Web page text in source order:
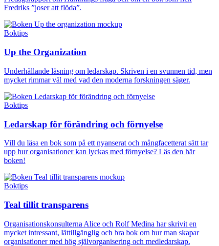
Fredriks ”joser att flöda”.
Boktips
Up the Organization
Underhållande läsning om ledarskap. Skriven i en svunnen tid, men
mycket rimmar väl med vad den moderna forskningen säger.
Boktips
Ledarskap för förändring och förnyelse
Vill du läsa en bok som på ett nyanserat och mångfacetterat sätt tar
upp hur organisationer kan lyckas med förnyelse? Läs den här
boken!
Boktips
Teal tillit transparens
Organisationskonsulterna Alice och Rolf Medina har skrivit en
mycket intressant, lättillgänglig och bra bok om hur man skapar
organisationer med hög självorganisering och medledarskap.